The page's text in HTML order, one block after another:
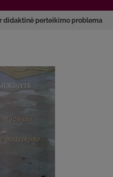
didaktinė perteikimo problema